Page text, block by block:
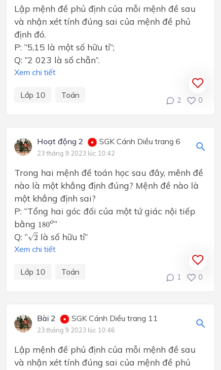
Lập mệnh đề phủ định của mỗi mệnh đề sau
và nhận xét tính đúng sai của mệnh đề phủ
định đó.
P: “5,15 là một số hữu tỉ”;
Q: “2 023 là số chẵn”.
Xem chi tiết
Lớp 10 Toán
2 0
Hoạt động 2 SGK Cánh Diều trang 6
23 tháng 9 2023 lúc 10:42
Trong hai mệnh đề toán học sau đây, mênh đề
nào là một khẳng định đúng? Mệnh đề nào là
một khẳng định sai?
P: “Tổng hai góc đối của một tứ giác nội tiếp
bằng 180o
180o
”
Q: “√2
2 là số hữu tỉ”
Xem chi tiết
Lớp 10 Toán
1 0
Bài 2 SGK Cánh Diều trang 11
23 tháng 9 2023 lúc 10:46
Lập mệnh đề phủ định của mỗi mệnh đề sau
và nhận xét tính đúng sai của mệnh đề phủ